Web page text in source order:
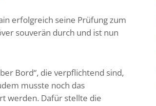
erfolgreich seine Prüfung zum
souverän durch und ist nun
Bord“, die verpflichtend sind,
musste noch das
werden. Dafür stellte die